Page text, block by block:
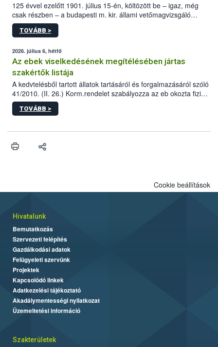
125 évvel ezelőtt 1901. július 15-én, költözött be – igaz, még
csak részben – a budapesti m. kir. állami vetőmagvizsgáló
állomás a Kis Rókus utca 15. szám alatti, Czigler Győző által
tervezett új épületébe.
TOVÁBB >
2026. július 6, hétfő
Az ebek viselkedésének megítélésében jártas
szakértők listája
A kedvtelésből tartott állatok tartásáról és forgalmazásáról szóló
41/2010. (II. 26.) Korm.rendelet szabályozza az eb okozta fizikai
sérülés, illetve ennek veszélye keletkezésekor felmerülő
hatósági feladatokat, valamint a veszélyes eb tartását és annak
vonni az ebek viselkedésének megítélésében jártas szakértőt.
TOVÁBB >
Cookie beállítások
Hivatalunk
Bemutatkozás
Szervezeti felépítés
Gazdálkodási adatok
Felügyeleti szervünk
Projektek
Kapcsolódó linkek
Adatkezelési tájékoztató
Akadálymentességi nyilatkozat
Üzemeltetési információ
Szakterületek